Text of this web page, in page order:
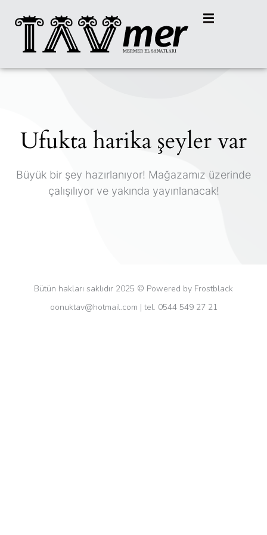
Ufukta harika şeyler var
Büyük bir şey hazırlanıyor! Mağazamız üzerinde
çalışılıyor ve yakında yayınlanacak!
Bütün hakları saklıdır 2025 © Powered by Frostblack
oonuktav@hotmail.com | tel. 0544 549 27 21